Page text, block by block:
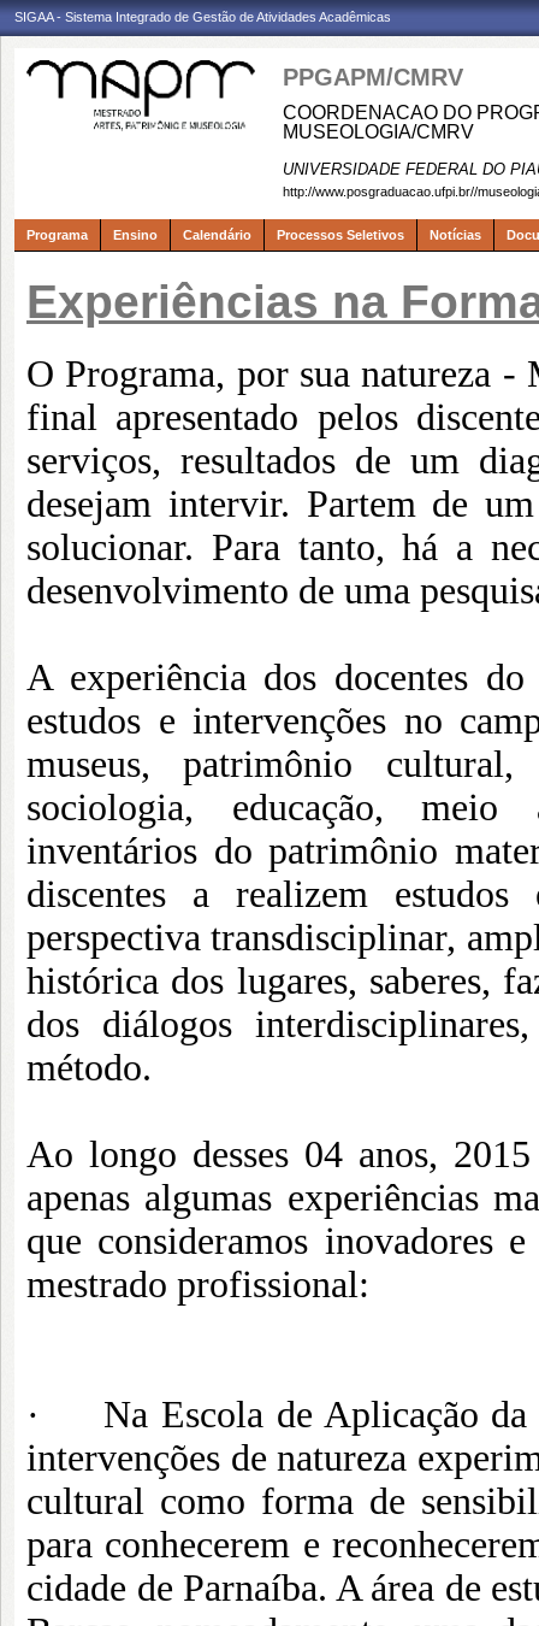
SIGAA - Sistema Integrado de Gestão de Atividades Acadêmicas
PPGAPM/CMRV
COORDENACAO DO
MUSEOLOGIA/CMRV
UNIVERSIDADE FEDERAL DO
http://www.posgraduacao.ufpi.br//
Programa Ensino Calendário Processos Seletivos Notícias
Experiências na
O Programa, por sua natureza
final apresentado pelos
serviços, resultados de um
desejam intervir. Partem de
solucionar. Para tanto, há a
desenvolvimento de uma
A experiência dos docentes
estudos e intervenções no
museus, patrimônio
sociologia, educação, meio
inventários do patrimônio
discentes a realizem
perspectiva transdisciplinar,
histórica dos lugares, saberes,
dos diálogos
método.
Ao longo desses 04 anos,
apenas algumas experiências
que consideramos inovadores
mestrado profissional:
· Na Escola de Aplicação da
intervenções de natureza
cultural como forma de
para conhecerem e
cidade de Parnaíba. A área de